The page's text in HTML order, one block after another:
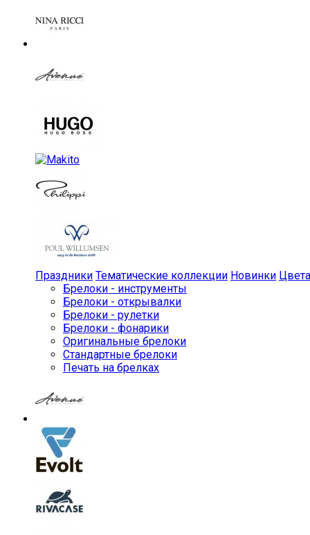
Праздники Тематические коллекции Новинки Цвета
Брелоки - инструменты
Брелоки - открывалки
Брелоки - рулетки
Брелоки - фонарики
Оригинальные брелоки
Стандартные брелоки
Печать на брелках